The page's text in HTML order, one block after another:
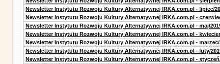
Newsletter Instytutu Rozwoju Kultury Alternatywnej IRKA.com.pl - lipiec/
Newsletter Instytutu Rozwoju Kultury Alternatywnej IRKA.com.pl -
Newsletter Instytutu Rozwoju Kultury Alternatywnej IRKA.com.pl - maj/
Newsletter Instytutu Rozwoju Kultury Alternatywnej IRKA.com.pl -
Newsletter Instytutu Rozwoju Kultury Alternatywnej IRKA.com.pl - marzec/
Newsletter Instytutu Rozwoju Kultury Alternatywnej IRKA.com.pl - luty/
Newsletter Instytutu Rozwoju Kultury Alternatywnej IRKA.com.pl -